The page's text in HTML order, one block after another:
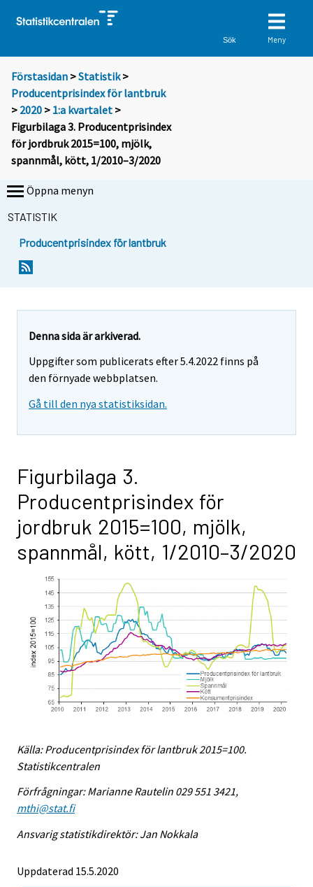
Sök Meny
Förstasidan >Statistik >
Producentprisindex för lantbruk
> 2020 > 1:a kvartalet >
Figurbilaga 3. Producentprisindex
för jordbruk 2015=100, mjölk,
spannmål, kött, 1/2010–3/2020
Öppna menyn
STATISTIK
Producentprisindex för lantbruk
Denna sida är arkiverad.
Uppgifter som publicerats efter 5.4.2022 finns på
den förnyade webbplatsen.
Gå till den nya statistiksidan.
Figurbilaga 3.
Producentprisindex för
jordbruk 2015=100, mjölk,
spannmål, kött, 1/2010–3/2020
Källa: Producentprisindex för lantbruk 2015=100.
Statistikcentralen
Förfrågningar: Marianne Rautelin 029 551 3421,
mthi@stat.fi
Ansvarig statistikdirektör: Jan Nokkala
Uppdaterad 15.5.2020